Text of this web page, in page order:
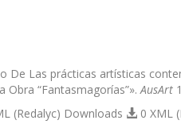
De Las prácticas artísticas
Obra “Fantasmagorías”».AusArt
(Redalyc) Downloads 0 XML